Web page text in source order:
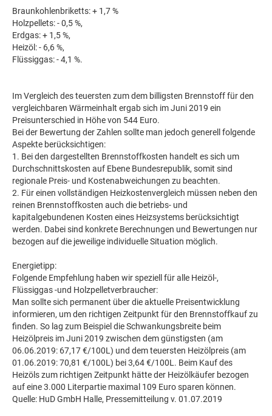
Braunkohlenbriketts: + 1,7 %
Holzpellets: - 0,5 %,
Erdgas: + 1,5 %,
Heizöl: - 6,6 %,
Flüssiggas: - 4,1 %.
Im Vergleich des teuersten zum dem billigsten Brennstoff für den
vergleichbaren Wärmeinhalt ergab sich im Juni 2019 ein
Preisunterschied in Höhe von 544 Euro.
Bei der Bewertung der Zahlen sollte man jedoch generell folgende
Aspekte berücksichtigen:
1. Bei den dargestellten Brennstoffkosten handelt es sich um
Durchschnittskosten auf Ebene Bundesrepublik, somit sind
regionale Preis- und Kostenabweichungen zu beachten.
2. Für einen vollständigen Heizkostenvergleich müssen neben den
reinen Brennstoffkosten auch die betriebs- und
kapitalgebundenen Kosten eines Heizsystems berücksichtigt
werden. Dabei sind konkrete Berechnungen und Bewertungen nur
bezogen auf die jeweilige individuelle Situation möglich.
Energietipp:
Folgende Empfehlung haben wir speziell für alle Heizöl-,
Flüssiggas -und Holzpelletverbraucher:
Man sollte sich permanent über die aktuelle Preisentwicklung
informieren, um den richtigen Zeitpunkt für den Brennstoffkauf zu
finden. So lag zum Beispiel die Schwankungsbreite beim
Heizölpreis im Juni 2019 zwischen dem günstigsten (am
06.06.2019: 67,17 €/100L) und dem teuersten Heizölpreis (am
01.06.2019: 70,81 €/100L) bei 3,64 €/100L. Beim Kauf des
Heizöls zum richtigen Zeitpunkt hätte der Heizölkäufer bezogen
auf eine 3.000 Literpartie maximal 109 Euro sparen können.
Quelle: HuD GmbH Halle, Pressemitteilung v. 01.07.2019